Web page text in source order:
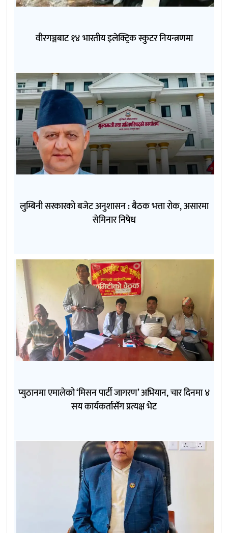
वीरगञ्जबाट १४ भारतीय इलेक्ट्रिक स्कुटर नियन्त्रणमा
लुम्बिनी सरकारको बजेट अनुशासन : बैठक भत्ता रोक, असारमा
सेमिनार निषेध
प्युठानमा एमालेको ‘मिसन पार्टी जागरण’ अभियान, चार दिनमा ४
सय कार्यकर्तासँग प्रत्यक्ष भेट